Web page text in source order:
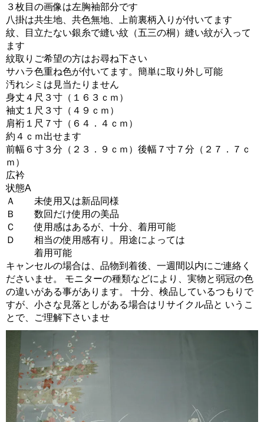
３枚目の画像は左胸袖部分です
八掛は共生地、共色無地、上前裏柄入りが付いてます
紋、目立たない銀糸で縫い紋（五三の桐）縫い紋が入って
ます
紋取りご希望の方はお尋ね下さい
サハラ色重ね色が付いてます。簡単に取り外し可能
汚れシミは見当たりません
身丈４尺３寸（１６３ｃｍ）
袖丈１尺３寸（４９ｃｍ）
肩裄１尺７寸（６４．４ｃｍ）
約４ｃｍ出せます
前幅６寸３分（２３．９ｃｍ）後幅７寸７分（２７．７ｃ
ｍ）
広衿
状態A
Ａ 未使用又は新品同様
Ｂ 数回だけ使用の美品
Ｃ 使用感はあるが、十分、着用可能
Ｄ 相当の使用感有り。用途によっては
着用可能
キャンセルの場合は、品物到着後、一週間以内にご連絡く
ださいませ。 モニターの種類などにより、実物と弱冠の色
の違いがある事があります。 十分、検品しているつもりで
すが、小さな見落としがある場合はリサイクル品と いうこ
とで、ご理解下さいませ